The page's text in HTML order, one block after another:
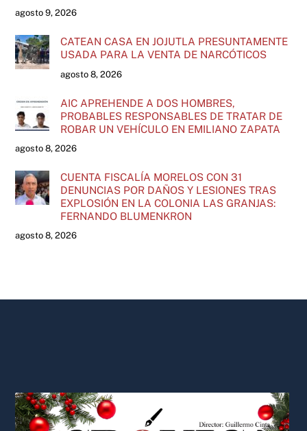
agosto 9, 2026
CATEAN CASA EN JOJUTLA PRESUNTAMENTE
USADA PARA LA VENTA DE NARCÓTICOS
agosto 8, 2026
AIC APREHENDE A DOS HOMBRES,
PROBABLES RESPONSABLES DE TRATAR DE
ROBAR UN VEHÍCULO EN EMILIANO ZAPATA
agosto 8, 2026
CUENTA FISCALÍA MORELOS CON 31
DENUNCIAS POR DAÑOS Y LESIONES TRAS
EXPLOSIÓN EN LA COLONIA LAS GRANJAS:
FERNANDO BLUMENKRON
agosto 8, 2026
To